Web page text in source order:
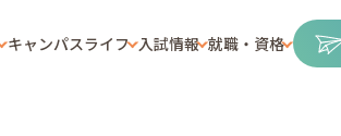
キャンパスライフ 入試情報 就職・資格